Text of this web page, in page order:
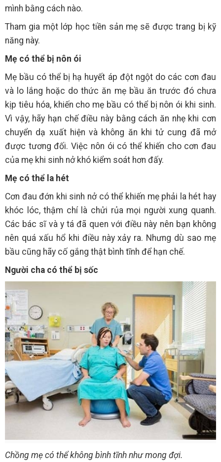
mình bằng cách nào.
Tham gia một lớp học tiền sản mẹ sẽ được trang bị kỹ
năng này.
Mẹ có thể bị nôn ói
Mẹ bầu có thể bị hạ huyết áp đột ngột do các cơn đau
và lo lắng hoặc do thức ăn mẹ bầu ăn trước đó chưa
kịp tiêu hóa, khiến cho mẹ bầu có thể bị nôn ói khi sinh.
Vì vậy, hãy hạn chế điều này bằng cách ăn nhẹ khi cơn
chuyển dạ xuất hiện và không ăn khi tử cung đã mở
được tương đối. Việc nôn ói có thể khiến cho cơn đau
của mẹ khi sinh nở khó kiểm soát hơn đấy.
Mẹ có thể la hét
Cơn đau đớn khi sinh nở có thể khiến mẹ phải la hét hay
khóc lóc, thậm chí là chửi rủa mọi người xung quanh.
Các bác sĩ và y tá đã quen với điều này nên bạn không
nên quá xấu hổ khi điều này xảy ra. Nhưng dù sao mẹ
bầu cũng hãy cố gắng thật bình tĩnh để hạn chế.
Người cha có thể bị sốc
Chồng mẹ có thể không bình tĩnh như mong đợi.